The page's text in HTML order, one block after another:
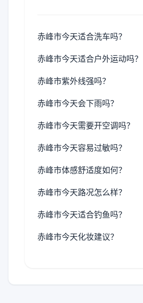
赤峰市今天适合洗车吗？
赤峰市今天适合户外运动吗？
赤峰市紫外线强吗？
赤峰市今天会下雨吗？
赤峰市今天需要开空调吗？
赤峰市今天容易过敏吗？
赤峰市体感舒适度如何？
赤峰市今天路况怎么样？
赤峰市今天适合钓鱼吗？
赤峰市今天化妆建议？